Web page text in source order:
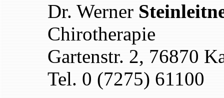
Dr. Werner
Chirotherapie
Gartenstr. 2, 76870
Tel. 0 (7275) 61100